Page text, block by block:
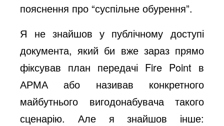
пояснення про “суспільне обурення”.
Я не знайшов у публічному доступі
документа, який би вже зараз прямо
фіксував план передачі Fire Point в
АРМА або називав конкретного
майбутнього вигодонабувача такого
сценарію. Але я знайшов інше: